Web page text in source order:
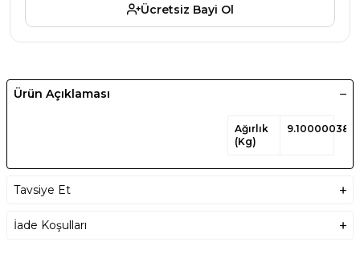
Ücretsiz Bayi Ol
Ürün Açıklaması
Ağırlık
(Kg)
Tavsiye Et
İade Koşulları